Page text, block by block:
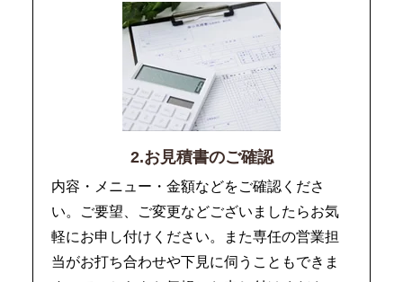
2.お見積書のご確認
内容・メニュー・金額などをご確認くださ
い。ご要望、ご変更などございましたらお気
軽にお申し付けください。また専任の営業担
当がお打ち合わせや下見に伺うこともできま